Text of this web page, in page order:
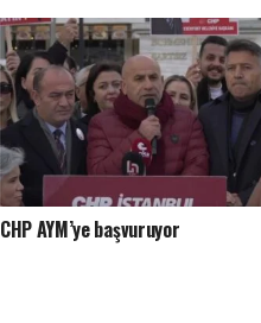
CHP AYM’ye başvuruyor